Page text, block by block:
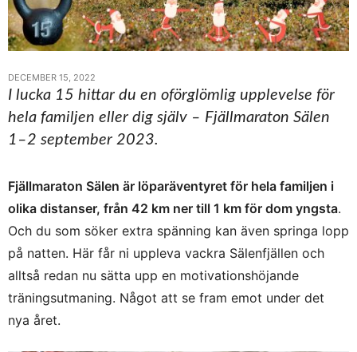
DECEMBER 15, 2022
I lucka 15 hittar du en oförglömlig upplevelse för
hela familjen eller dig själv – Fjällmaraton Sälen
1–2 september 2023.
Fjällmaraton Sälen är löparäventyret för hela familjen i
olika distanser, från 42 km ner till 1 km för dom yngsta.
Och du som söker extra spänning kan även springa lopp
på natten. Här får ni uppleva vackra Sälenfjällen och
alltså redan nu sätta upp en motivationshöjande
träningsutmaning. Något att se fram emot under det
nya året.